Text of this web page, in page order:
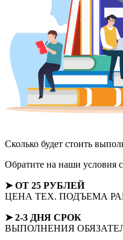
Сколько будет стоить
Обратите на наши условия
➤ ОТ 25 РУБЛЕЙ
ЦЕНА ТЕХ. ПОДЪЕМА
➤ 2-3 ДНЯ СРОК
ВЫПОЛНЕНИЯ